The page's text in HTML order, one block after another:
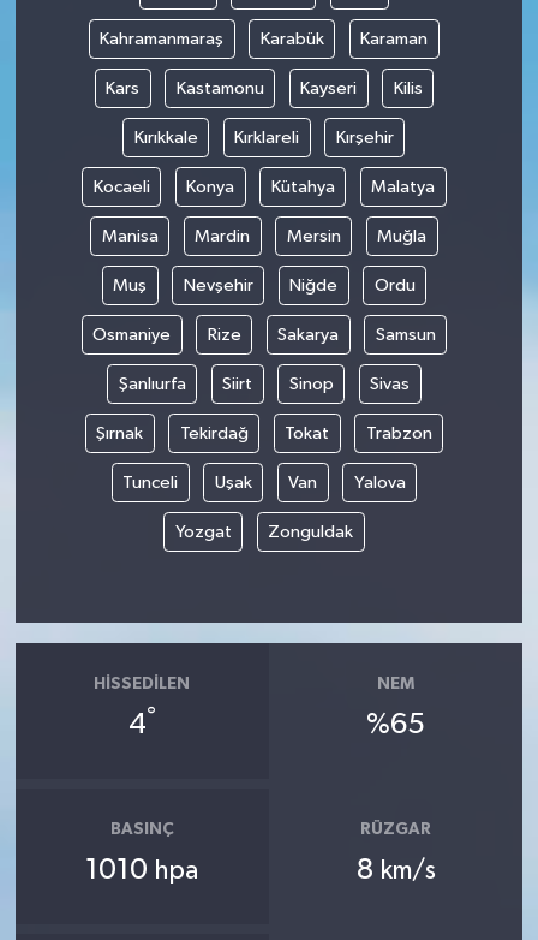
Kahramanmaraş Karabük Karaman
Kars Kastamonu Kayseri Kilis
Kırıkkale Kırklareli Kırşehir
Kocaeli Konya Kütahya Malatya
Manisa Mardin Mersin Muğla
Muş Nevşehir Niğde Ordu
Osmaniye Rize Sakarya Samsun
Şanlıurfa Siirt Sinop Sivas
Şırnak Tekirdağ Tokat Trabzon
Tunceli Uşak Van Yalova
Yozgat Zonguldak
HISSEDILEN
4°
NEM
%65
BASINÇ
1010 hpa
RÜZGAR
8 km/s